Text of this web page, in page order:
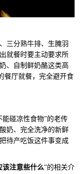
分熟牛排、生腌羽
就餐时要主动要求所
、自制鲜奶酪这类高
餐厅就餐，完全避开食
碰凉性食物”的老传
奶、完全洗净的新鲜
待产吃饭这件事变成
该注意些什么”的相关介